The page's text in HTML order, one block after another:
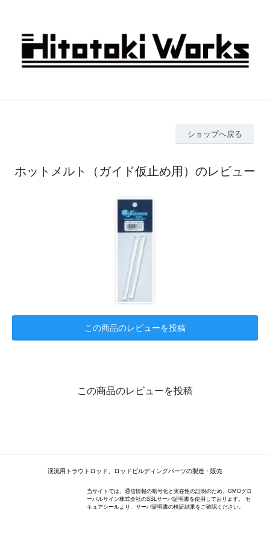
ショップへ戻る
ホットメルト（ガイド仮止め用）のレビュー
この商品のレビューを投稿
この商品のレビューを投稿
渓流用トラウトロッド、ロッドビルディングパーツの製造・販売
当サイトでは、通信情報の暗号化と実在性の証明のため、GMOグロ
ーバルサイン株式会社のSSLサーバ証明書を使用しております。 セ
キュアシールより、サーバ証明書の検証結果をご確認ください。